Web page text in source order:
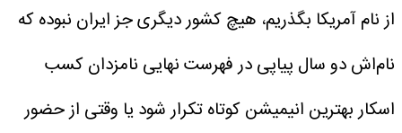
از نام آمریکا بگذریم، هیچ کشور دیگری جز ایران نبوده که
نام‌اش دو سال پیاپی در فهرست نهایی نامزدان کسب
اسکار بهترین انیمیشن کوتاه تکرار شود یا وقتی از حضور